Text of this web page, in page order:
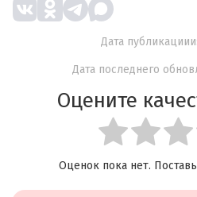
Дата
Дата последнего
Оцените
Оценок пока нет.